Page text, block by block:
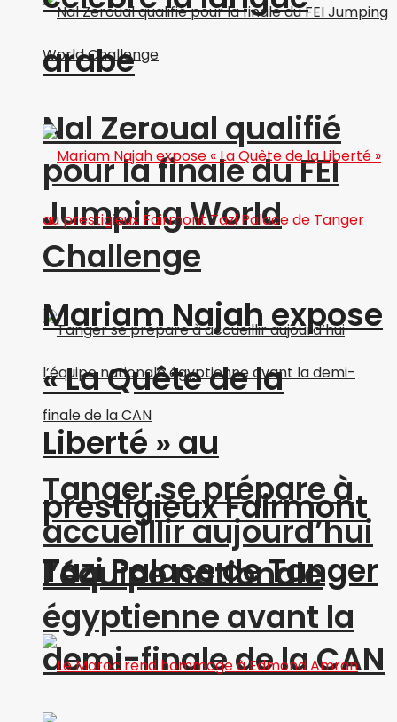
Nal Zeroual qualifié
pour la finale du FEI
Jumping World
Challenge
Tanger se prépare à
accueillir aujourd’hui
l’équipe nationale
égyptienne avant la
demi-finale de la CAN
arabe
Mariam Najah expose
« La Quête de la
Liberté » au
prestigieux Fairmont
Tazi Palace de Tanger